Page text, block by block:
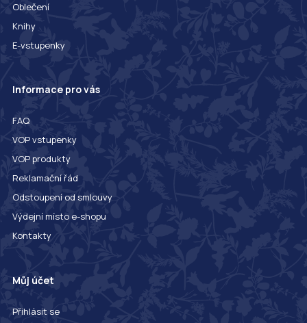
Oblečení
Knihy
E-vstupenky
Informace pro vás
FAQ
VOP vstupenky
VOP produkty
Reklamační řád
Odstoupení od smlouvy
Výdejní místo e-shopu
Kontakty
Můj účet
Přihlásit se